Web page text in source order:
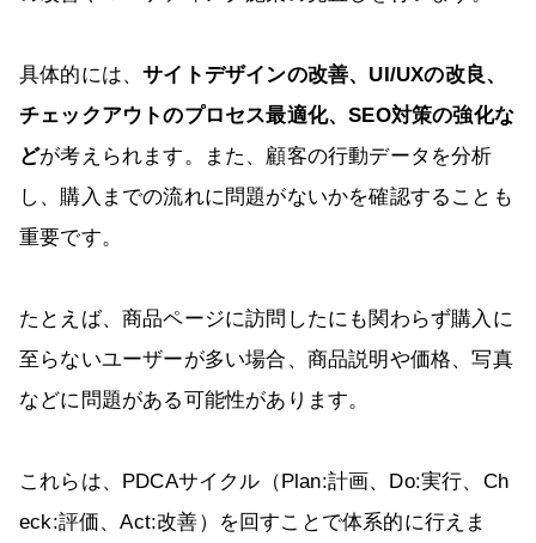
具体的には、サイトデザインの改善、UI/UXの改良、
チェックアウトのプロセス最適化、SEO対策の強化な
どが考えられます。また、顧客の行動データを分析
し、購入までの流れに問題がないかを確認することも
重要です。
たとえば、商品ページに訪問したにも関わらず購入に
至らないユーザーが多い場合、商品説明や価格、写真
などに問題がある可能性があります。
これらは、PDCAサイクル（Plan:計画、Do:実行、Ch
eck:評価、Act:改善）を回すことで体系的に行えま